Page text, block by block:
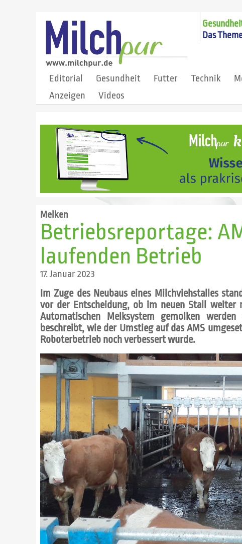
Das
Editorial Gesundheit Futter Technik
Anzeigen
Videos
Melken
Betriebsreportage:
laufenden Betrieb
17. Januar 2023
Im Zuge des Neubaus eines Milchviehstalles
vor der Entscheidung, ob im neuen Stall
Automatischen Melksystem gemolken
beschreibt, wie der Umstieg auf das AMS
Roboterbetrieb noch verbessert wurde.